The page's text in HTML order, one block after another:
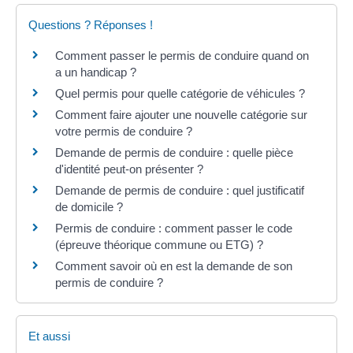
Questions ? Réponses !
Comment passer le permis de conduire quand on
a un handicap ?
Quel permis pour quelle catégorie de véhicules ?
Comment faire ajouter une nouvelle catégorie sur
votre permis de conduire ?
Demande de permis de conduire : quelle pièce
d'identité peut-on présenter ?
Demande de permis de conduire : quel justificatif
de domicile ?
Permis de conduire : comment passer le code
(épreuve théorique commune ou ETG) ?
Comment savoir où en est la demande de son
permis de conduire ?
Et aussi